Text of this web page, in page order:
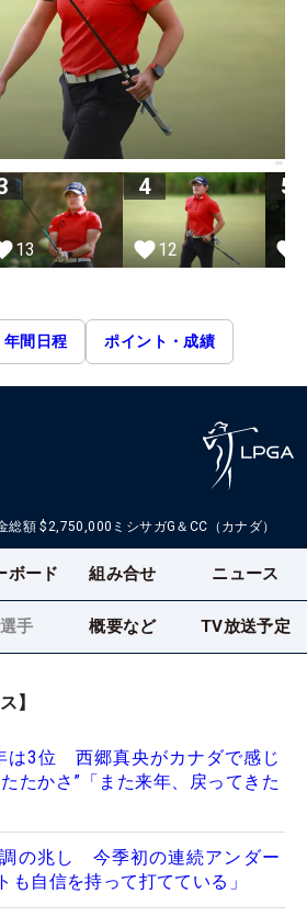
13
4
12
5
年間日程 ポイント・成績
総額 $2,750,000 ミシサガG＆CC（カナダ）
ボード 組み合せ ニュース
手 概要など TV放送予定
】
は3位 西郷真央がカナダで感じ
たかさ”「また来年、戻ってきた
の兆し 今季初の連続アンダー
も自信を持って打てている」